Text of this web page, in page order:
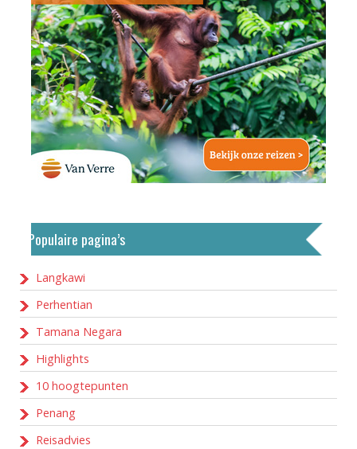
Populaire pagina’s
Langkawi
Perhentian
Tamana Negara
Highlights
10 hoogtepunten
Penang
Reisadvies